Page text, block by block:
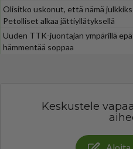
Olisitko uskonut, että nämä
Petolliset alkaa jättiyllätyksellä
Uuden TTK-juontajan ympärillä
hämmentää soppaa
Keskustele